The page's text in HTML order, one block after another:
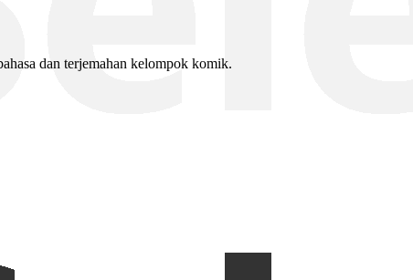
dan terjemahan kelompok komik.